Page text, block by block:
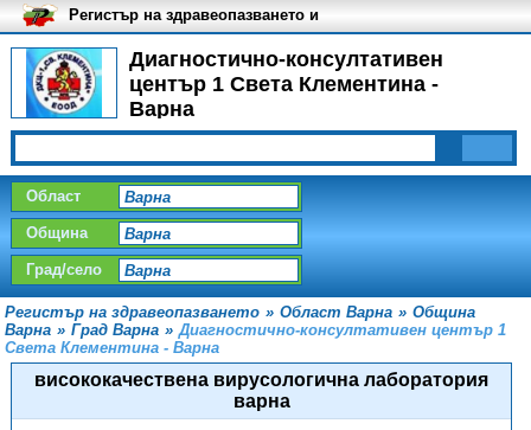
Диагностично-консултативен
център 1 Света Клементина -
Варна
Регистър на здравеопазването и
медицинските заведения в
България
Област
Община
Град/село
Регистър на здравеопазването » Област Варна » Община
Варна » Град Варна » Диагностично-консултативен център 1
Света Клементина - Варна
висококачествена вирусологична лаборатория
варна